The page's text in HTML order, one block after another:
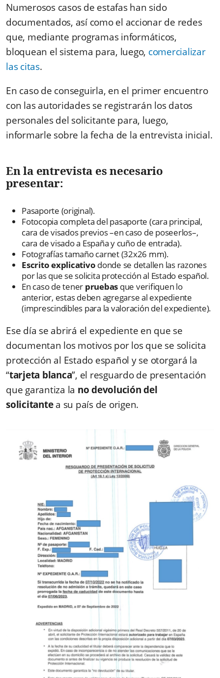
Numerosos casos de estafas han sido
documentados, así como el accionar de redes
que, mediante programas informáticos,
bloquean el sistema para, luego, comercializar
las citas.
En caso de conseguirla, en el primer encuentro
con las autoridades se registrarán los datos
personales del solicitante para, luego,
informarle sobre la fecha de la entrevista inicial.
En la entrevista es necesario
presentar:
Pasaporte (original).
Fotocopia completa del pasaporte (cara principal,
cara de visados previos –en caso de poseerlos–,
cara de visado a España y cuño de entrada).
Fotografías tamaño carnet (32x26 mm).
Escrito explicativo donde se detallen las razones
por las que se solicita protección al Estado español.
En caso de tener pruebas que verifiquen lo
anterior, estas deben agregarse al expediente
(imprescindibles para la valoración del expediente).
Ese día se abrirá el expediente en que se
documentan los motivos por los que se solicita
protección al Estado español y se otorgará la
“tarjeta blanca”, el resguardo de presentación
que garantiza la no devolución del
solicitantea su país de origen.